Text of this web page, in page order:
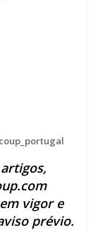
vigor e
prévio.